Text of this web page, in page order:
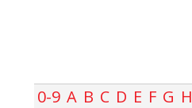
0-9 A B C D E F G H